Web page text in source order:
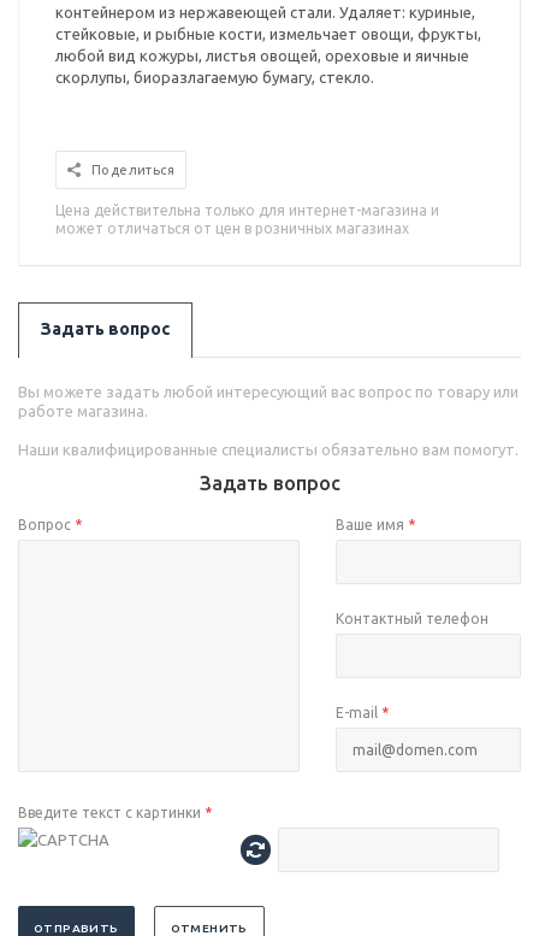
контейнером из нержавеющей стали. Удаляет: куриные,
стейковые, и рыбные кости, измельчает овощи, фрукты,
любой вид кожуры, листья овощей, ореховые и яичные
скорлупы, биоразлагаемую бумагу, стекло.
Поделиться
Цена действительна только для интернет-магазина и
может отличаться от цен в розничных магазинах
Задать вопрос
Вы можете задать любой интересующий вас вопрос по товару или
работе магазина.
Наши квалифицированные специалисты обязательно вам помогут.
Задать вопрос
Вопрос * Ваше имя *
Контактный телефон
E-mail *
Введите текст с картинки *
ОТПРАВИТЬ ОТМЕНИТЬ